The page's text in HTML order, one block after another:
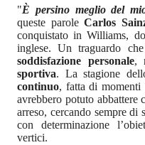
"È persino meglio del
queste paroleCarlos
conquistato in Williams,
inglese. Un traguardo
soddisfazione personale,
sportiva. La stagione
continuo, fatta di
avrebbero potuto abbattere
arreso, cercando sempre
con determinazione
vertici.